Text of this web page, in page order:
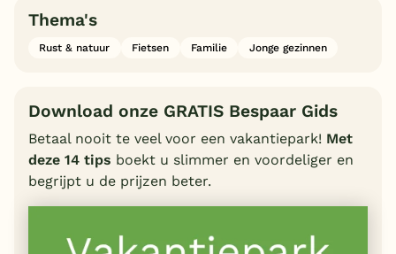
Thema's
Rust & natuur Fietsen Familie Jonge gezinnen
Download onze GRATIS Bespaar Gids
Betaal nooit te veel voor een vakantiepark! Met
deze 14 tips boekt u slimmer en voordeliger en
begrijpt u de prijzen beter.